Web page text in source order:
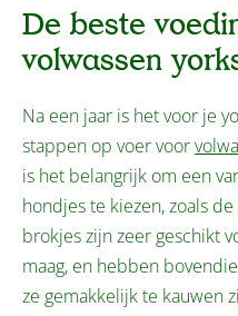
De beste
volwassen
Na een jaar is het voor je
stappen op voer voor
is het belangrijk om een
hondjes te kiezen, zoals de
brokjes zijn zeer geschikt
maag, en hebben
ze gemakkelijk te kauwen